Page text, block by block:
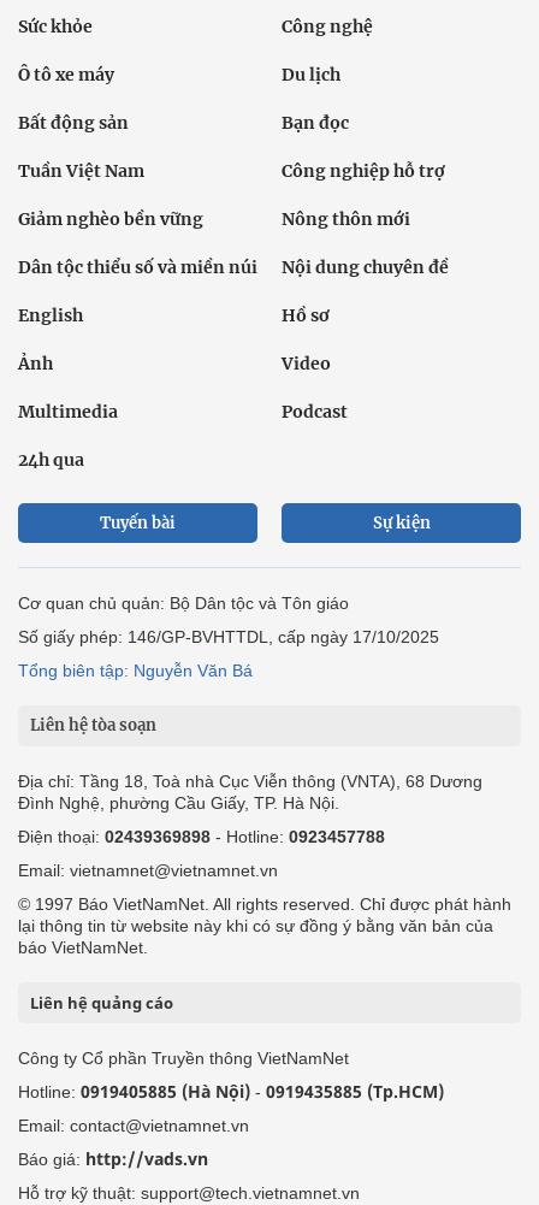
Sức khỏe Công nghệ
Ô tô xe máy Du lịch
Bất động sản Bạn đọc
Tuần Việt Nam Công nghiệp hỗ trợ
Giảm nghèo bền vững Nông thôn mới
Dân tộc thiểu số và miền núi Nội dung chuyên đề
English Hồ sơ
Ảnh Video
Multimedia Podcast
24h qua
Tuyến bài Sự kiện
Cơ quan chủ quản: Bộ Dân tộc và Tôn giáo
Số giấy phép: 146/GP-BVHTTDL, cấp ngày 17/10/2025
Tổng biên tập: Nguyễn Văn Bá
Liên hệ tòa soạn
Địa chỉ: Tầng 18, Toà nhà Cục Viễn thông (VNTA), 68 Dương
Đình Nghệ, phường Cầu Giấy, TP. Hà Nội.
Điện thoại: 02439369898 - Hotline: 0923457788
Email: vietnamnet@vietnamnet.vn
© 1997 Báo VietNamNet. All rights reserved. Chỉ được phát hành
lại thông tin từ website này khi có sự đồng ý bằng văn bản của
báo VietNamNet.
Liên hệ quảng cáo
Công ty Cổ phần Truyền thông VietNamNet
Hotline: 0919405885 (Hà Nội) - 0919435885 (Tp.HCM)
Email: contact@vietnamnet.vn
Báo giá: http://vads.vn
Hỗ trợ kỹ thuật: support@tech.vietnamnet.vn